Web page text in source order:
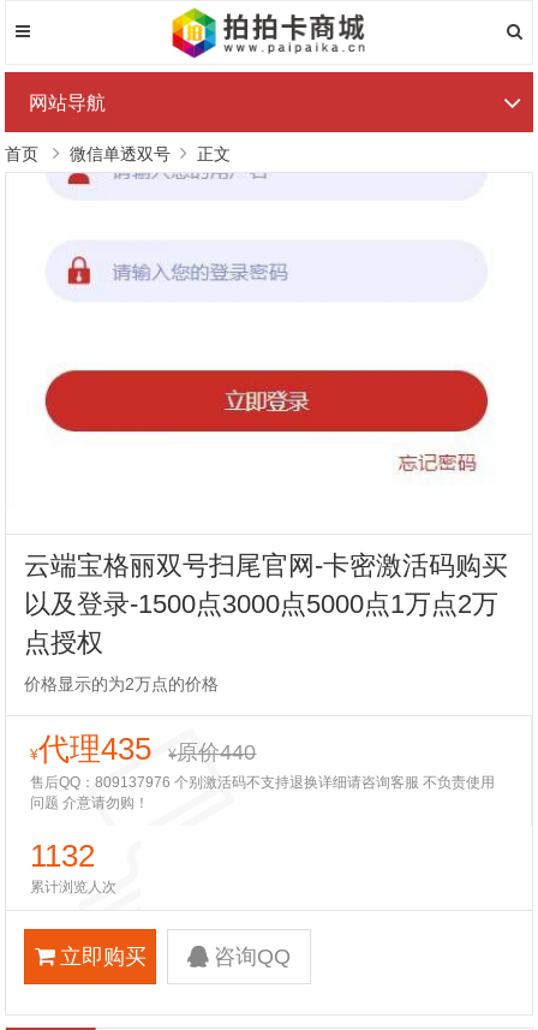
网站导航
首页 微信单透双号 正文
云端宝格丽双号扫尾官网-卡密激活码购买
以及登录-1500点3000点5000点1万点2万
点授权
价格显示的为2万点的价格
¥代理435 ¥原价440
售后QQ：809137976 个别激活码不支持退换详细请咨询客服 不负责使用
问题 介意请勿购！
1132
累计浏览人次
立即购买 咨询QQ